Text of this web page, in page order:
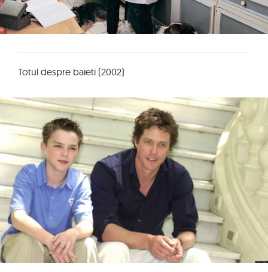
Totul despre baieti (2002)